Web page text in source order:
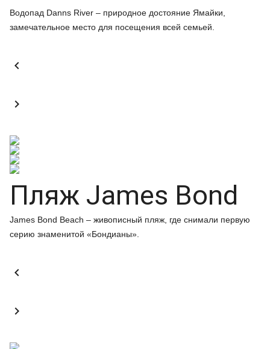
Водопад Danns River – природное достояние Ямайки,
замечательное место для посещения всей семьей.


Пляж James Bond
James Bond Beach – живописный пляж, где снимали первую
серию знаменитой «Бондианы».

